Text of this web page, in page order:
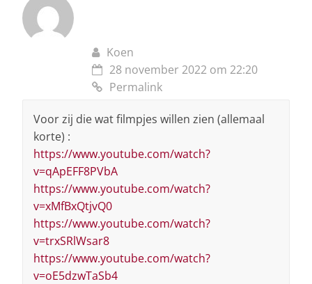
Koen
28 november 2022 om 22:20
Permalink
Voor zij die wat filmpjes willen zien (allemaal
korte) :
https://www.youtube.com/watch?
v=qApEFF8PVbA
https://www.youtube.com/watch?
v=xMfBxQtjvQ0
https://www.youtube.com/watch?
v=trxSRlWsar8
https://www.youtube.com/watch?
v=oE5dzwTaSb4